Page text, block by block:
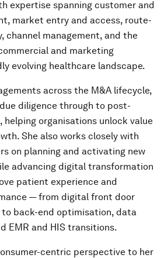
expertise spanning customer and
market entry and access, route-
channel management, and the
and marketing
evolving healthcare landscape.
across the M&A lifecycle,
diligence through to post-
helping organisations unlock value
She also works closely with
on planning and activating new
advancing digital transformation
patient experience and
— from digital front door
back-end optimisation, data
EMR and HIS transitions.
centric perspective to her